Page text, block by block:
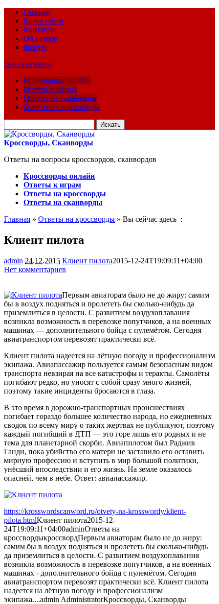
Главная
Карта сайта
Контакты
Об авторе
Форум
Верхнее меню
Кроссворды онлайн
Ответы к играм
Ответы на сканворды
Ответы на кроссворды
для:
Кроссворды, Сканворды
Ответы на вопросы кроссвордов, сканвордов
Кроссворды онлайн
Ответы к играм
Ответы на кроссворды
Ответы на сканворды
Главная » Ответы на кроссворды » Вы сейчас здесь :
Клиент пилота
admin 24.12.2015 Клиент пилота2015-12-24T19:09:11+04:00
Нет комментариев
Первым авиаторам было не до жиру: самим
бы в воздух подняться и пролететь бы сколько-нибудь да
приземлиться в целости. С развитием воздухоплавания
возникла возможность в перевозке попутчиков, а на военных
машинах — дополнительного бойца с пулемётом. Сегодня
авиатранспортом перевозят практически всё.
Клиент пилота надеется на лётную погоду и профессионализм
экипажа. Авиапассажир пользуется самым безопасным видом
транспорта невзирая на все катастрофы и теракты. Самолёты
погибают редко, но уносят с собой сразу много жизней,
поэтому такие инциденты бросаются в глаза.
В это время в дорожно-транспортных происшествиях
погибает гораздо большее количество народа, но ежедневных
сводок по всему миру о таких жертвах не публикуют, поэтому
каждый погибший в ДТП — это горе лишь его родных и не
тема для планетарной скорби. Авиапилотом был Раджив
Ганди, пока убийство его матери не заставило его оставить
мирную профессию и вступить в мир большой политики,
унёсший впоследствии и его жизнь. На земле оказалось
опасней, чем в небе. Ответ: авиапассажир.
https://krosswordscanword.ru/otvety-na-krosswordy/klient-
pilota.htmlКлиент пилота2015-12-
24T19:09:11+04:00adminОтветы на
кроссвордыкроссвордПервым авиаторам было не до жиру:
самим бы в воздух подняться и пролететь бы сколько-нибудь
да приземлиться в целости. С развитием воздухоплавания
возникла возможность в перевозке попутчиков, а на военных
машинах - дополнительного бойца с пулемётом. Сегодня
авиатранспортом перевозят практически всё. Клиент пилота
надеется на лётную погоду и профессионализм
экипажа....admin AdministratorКроссворды, Сканворды